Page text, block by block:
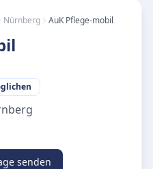
Nürnberg AuK Pflege-mobil
senden